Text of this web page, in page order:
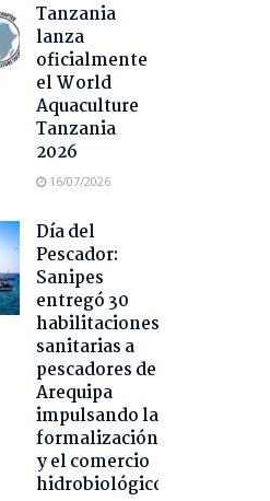
Tanzania
lanza
oficialmente
el World
Aquaculture
Tanzania
2026
16/07/2026
Día del
Pescador:
Sanipes
entregó 30
habilitaciones
sanitarias a
pescadores de
Arequipa
impulsando la
formalización
y el comercio
hidrobiológico